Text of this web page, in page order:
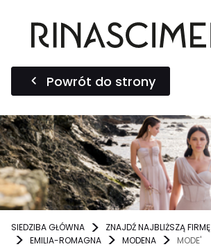
Powrót do strony
SIEDZIBA GŁÓWNA ZNAJDŹ NAJBLIŻSZĄ FIRMĘ
EMILIA-ROMAGNA
MODENA MODE'